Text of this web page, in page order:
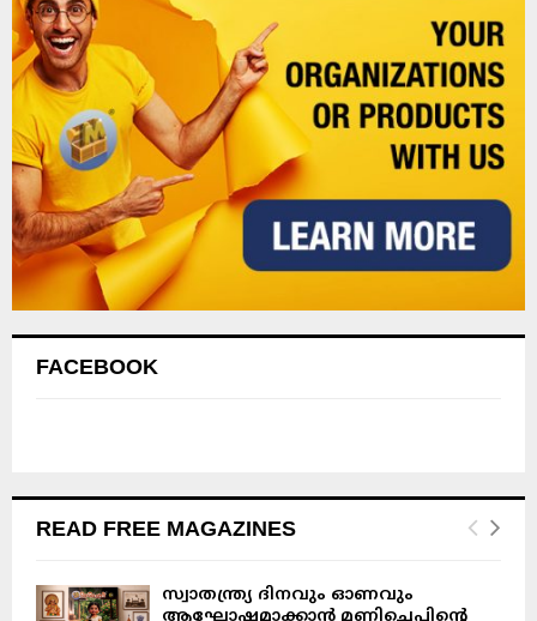
FACEBOOK
READ FREE MAGAZINES
സ്വാതന്ത്ര്യ ദിനവും ഓണവും